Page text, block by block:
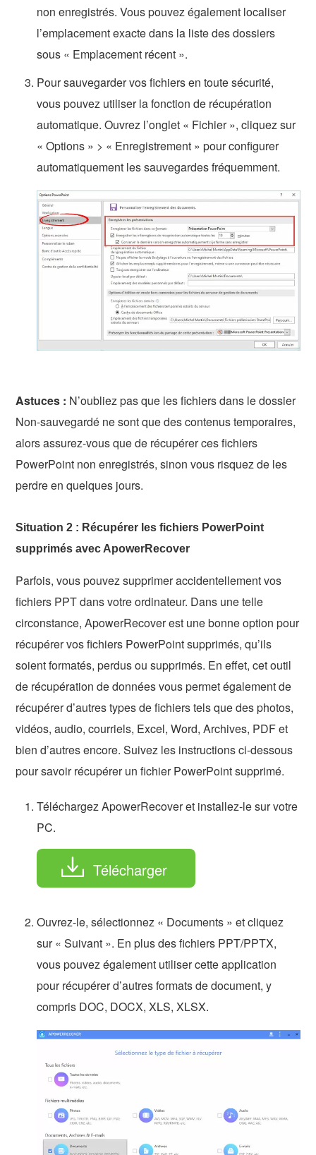
non enregistrés. Vous pouvez également localiser
l’emplacement exacte dans la liste des dossiers
sous « Emplacement récent ».
Pour sauvegarder vos fichiers en toute sécurité,
vous pouvez utiliser la fonction de récupération
automatique. Ouvrez l’onglet « Fichier », cliquez sur
« Options » > « Enregistrement » pour configurer
automatiquement les sauvegardes fréquemment.
Astuces : N’oubliez pas que les fichiers dans le dossier
Non-sauvegardé ne sont que des contenus temporaires,
alors assurez-vous que de récupérer ces fichiers
PowerPoint non enregistrés, sinon vous risquez de les
perdre en quelques jours.
Situation 2 : Récupérer les fichiers PowerPoint
supprimés avec ApowerRecover
Parfois, vous pouvez supprimer accidentellement vos
fichiers PPT dans votre ordinateur. Dans une telle
circonstance, ApowerRecover est une bonne option pour
récupérer vos fichiers PowerPoint supprimés, qu’ils
soient formatés, perdus ou supprimés. En effet, cet outil
de récupération de données vous permet également de
récupérer d’autres types de fichiers tels que des photos,
vidéos, audio, courriels, Excel, Word, Archives, PDF et
bien d’autres encore. Suivez les instructions ci-dessous
pour savoir récupérer un fichier PowerPoint supprimé.
Téléchargez ApowerRecover et installez-le sur votre
PC.
Télécharger
Ouvrez-le, sélectionnez « Documents » et cliquez
sur « Suivant ». En plus des fichiers PPT/PPTX,
vous pouvez également utiliser cette application
pour récupérer d’autres formats de document, y
compris DOC, DOCX, XLS, XLSX.